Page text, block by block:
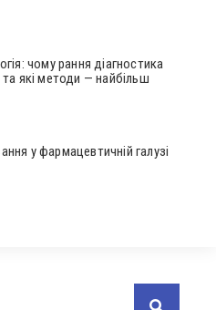
чому рання діагностика
які методи — найбільш
у фармацевтичній галузі